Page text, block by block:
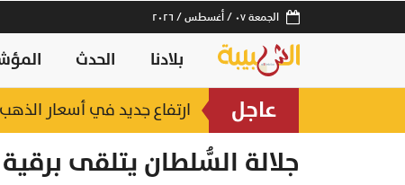
الجمعة ٠٧ / أغسطس / ٢٠٢٦
بلادنا الحدث
عاجل ارتفاع جديد في أسعار الذهب.. وعيار 21 عند
جلالة السُّلطان يتلقى